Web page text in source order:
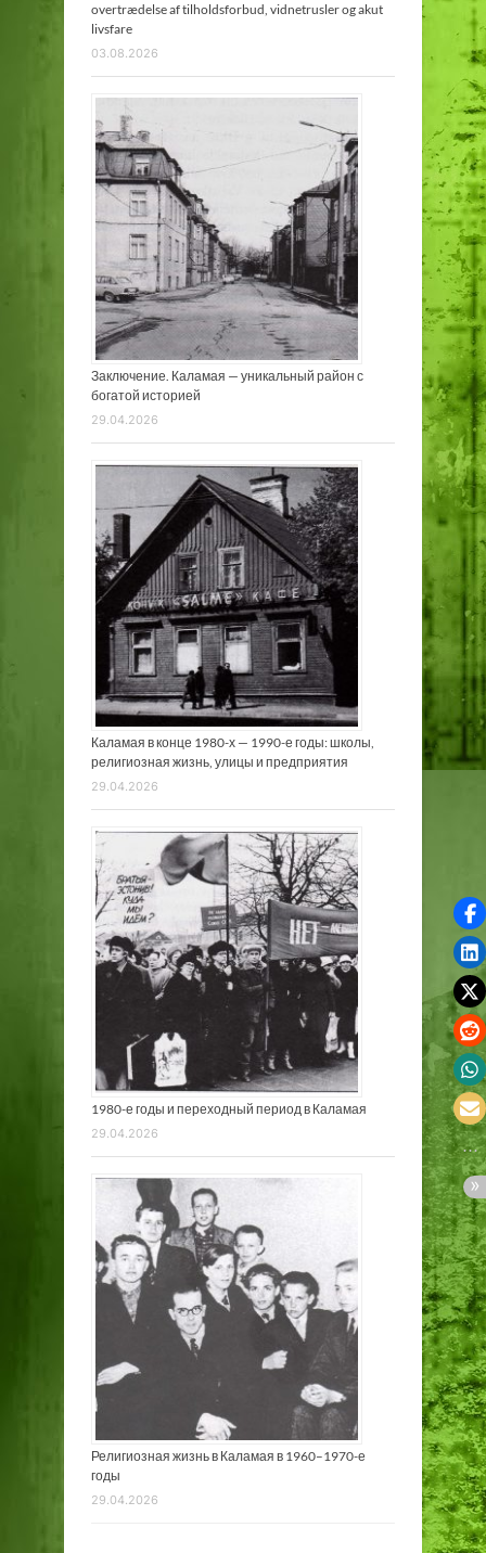
overtrædelse af tilholdsforbud, vidnetrusler og akut
livsfare
03.08.2026
Заключение. Каламая — уникальный район с
богатой историей
29.04.2026
Каламая в конце 1980-х — 1990-е годы: школы,
религиозная жизнь, улицы и предприятия
29.04.2026
1980-е годы и переходный период в Каламая
29.04.2026
Религиозная жизнь в Каламая в 1960–1970-е
годы
29.04.2026